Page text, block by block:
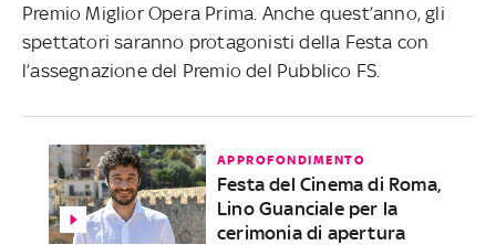
Premio Miglior Opera Prima. Anche quest’anno, gli
spettatori saranno protagonisti della Festa con
l’assegnazione del Premio del Pubblico FS.
APPROFONDIMENTO
Festa del Cinema di Roma,
Lino Guanciale per la
cerimonia di apertura